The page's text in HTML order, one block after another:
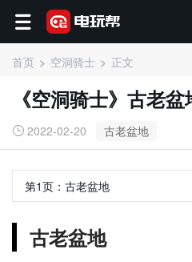
首页 空洞骑士 正文
《空洞骑士》古老
2022-02-20 古老盆地
第1页： 古老盆地
古老盆地